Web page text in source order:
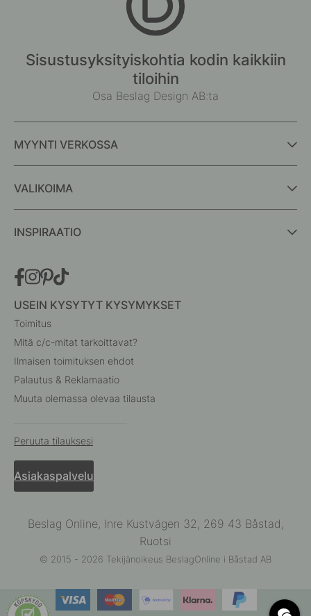
Sisustusyksityiskohtia kodin kaikkiin
tiloihin
Osa Beslag Design AB:ta
MYYNTI VERKOSSA
VALIKOIMA
INSPIRAATIO
USEIN KYSYTYT KYSYMYKSET
Toimitus
Mitä c/c-mitat tarkoittavat?
Ilmaisen toimituksen ehdot
Palautus & Reklamaatio
Muuta olemassa olevaa tilausta
Peruuta tilauksesi
Asiakaspalvelu
Beslag Online, Inre Kustvägen 32, 269 43 Båstad,
Ruotsi
© 2015 - 2026 Tekijänoikeus BeslagOnline i Båstad AB